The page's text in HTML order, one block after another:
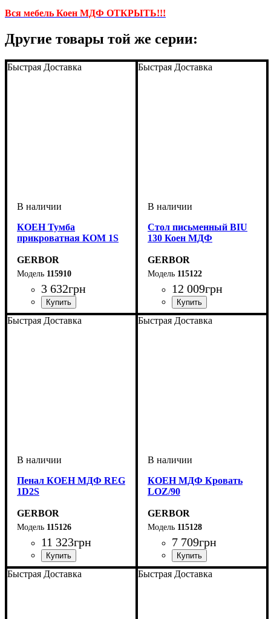
Вся мебель Коен МДФ ОТКРЫТЬ!!!
Другие товары той же серии:
Быстрая Доставка
КОЕН Тумба
прикроватная KOM 1S
GERBOR
115910
3 632грн
ширина, мм: 580,5
высота, мм: 440,5
глубина, мм: 400
Быстрая Доставка
Стол письменный BIU
130 Коен МДФ
GERBOR
115122
12 009грн
ширина, мм: 1300
высота, мм: 780
глубина, мм: 700
Быстрая Доставка
Пенал КОЕН МДФ REG
1D2S
GERBOR
115126
11 323грн
ширина, мм: 580,5
высота, мм: 200,5
глубина, мм: 400
Быстрая Доставка
КОЕН МДФ Кровать
LOZ/90
GERBOR
115128
7 709грн
ширина, мм: 950
высота, мм: 420,5-750,5
глубина, мм: 205,5
Быстрая Доставка Быстрая Доставка